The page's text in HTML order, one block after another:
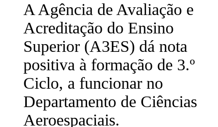
A Agência de Avaliação e
Acreditação do Ensino
Superior (A3ES) dá nota
positiva à formação de 3.º
Ciclo, a funcionar no
Departamento de Ciências
Aeroespaciais.